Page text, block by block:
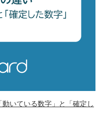
いている数字」と「確定し